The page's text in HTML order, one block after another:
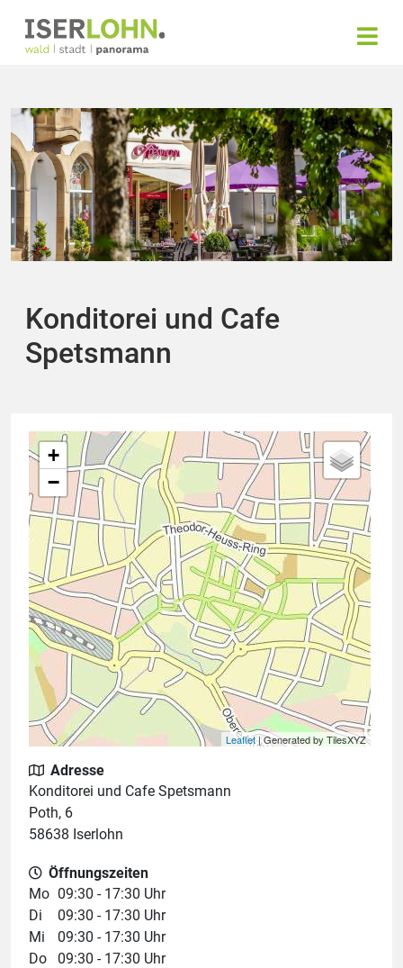
Konditorei und Cafe
Spetsmann
+
−
Leaflet| Generated by TilesXYZ
Adresse
Konditorei und Cafe Spetsmann
Poth, 6
58638 Iserlohn
Öffnungszeiten
Mo 09:30 - 17:30 Uhr
Di
09:30 - 17:30 Uhr
Mi
09:30 - 17:30 Uhr
Do
09:30 - 17:30 Uhr